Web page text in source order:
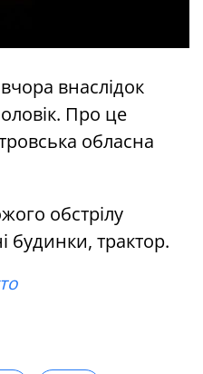
внаслідок
Про це
обласна
обстрілу
будинки, трактор.